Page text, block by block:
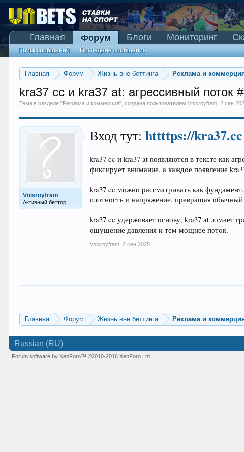
Главная Форум Жизнь вне беттинга Реклама и
kra37 cc и kra37 at: агрессивный
Тема в разделе "Реклама и коммерция", создана пользователемVnisroyfram ,2 сен
Vnisroyfram
Активный беттор
Вход тут:httttps://kra37.cc
kra37 cc и kra37 at появляются в тексте как
фиксирует внимание, а каждое появление
kra37 cc можно рассматривать как
плотность и напряжение, превращая
kra37 cc удерживает основу, kra37 at ломает
ощущение давления и тем мощнее поток.
Vnisroyfram 2 сен 2025
Главная Форум Жизнь вне беттинга Реклама и
Главная Форум
Поиск сообщений Последние сообщения
Блоги Мониторинг
Russian (RU)
Forum software by XenForo™©2010-2016 XenForo Ltd.